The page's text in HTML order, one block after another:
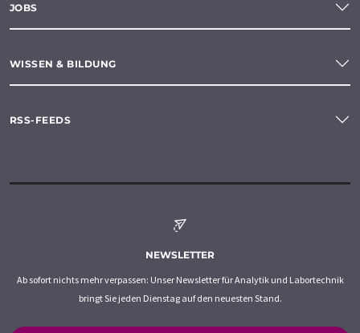
JOBS
WISSEN & BILDUNG
RSS-FEEDS
NEWSLETTER
Ab sofort nichts mehr verpassen: Unser Newsletter für Analytik und Labortechnik
bringt Sie jeden Dienstag auf den neuesten Stand.